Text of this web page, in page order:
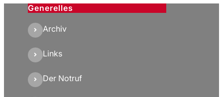
Generelles
Archiv
Links
Der Notruf